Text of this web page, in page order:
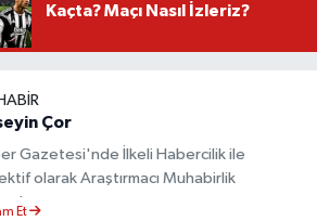
Kaçta? Maçı Nasıl İzleriz?
Çor
Gazetesi'nde İlkeli Habercilik ile
olarak Araştırmacı Muhabirlik
Et